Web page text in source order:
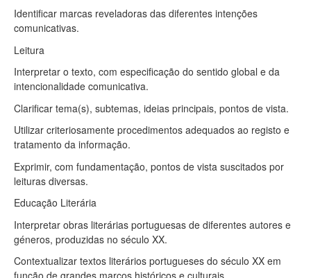
Identificar marcas reveladoras das diferentes intenções
comunicativas.
Leitura
Interpretar o texto, com especificação do sentido global e da
intencionalidade comunicativa.
Clarificar tema(s), subtemas, ideias principais, pontos de vista.
Utilizar criteriosamente procedimentos adequados ao registo e
tratamento da informação.
Exprimir, com fundamentação, pontos de vista suscitados por
leituras diversas.
Educação Literária
Interpretar obras literárias portuguesas de diferentes autores e
géneros, produzidas no século XX.
Contextualizar textos literários portugueses do século XX em
função de grandes marcos históricos e culturais.